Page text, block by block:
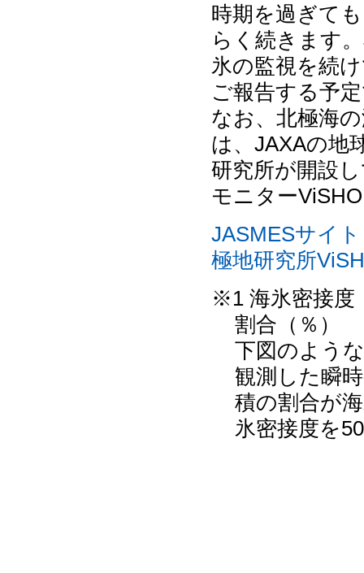
時期を過ぎて
らく続きます
氷の監視を続
ご報告する予
なお、北極海
は、JAXAの地
研究所が開設
モニター
JASMESサイト
極地研究所
※1 海氷密接度
割合（％）
下図のよう
観測した瞬
積の割合が
氷密接度を